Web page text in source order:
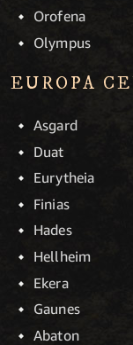
Orofena
Olympus
EUROPA
Asgard
Duat
Eurytheia
Finias
Hades
Hellheim
Ekera
Gaunes
Abaton